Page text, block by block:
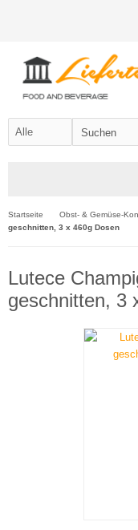
Startseite Obst- & Gemüse-
geschnitten, 3 x 460g Dosen
Lutece
geschnitten, 3